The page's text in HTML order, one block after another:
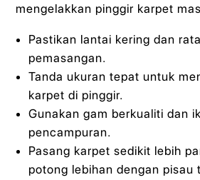
mengelakkan pinggir karpet
Pastikan lantai kering dan
pemasangan.
Tanda ukuran tepat untuk
karpet di pinggir.
Gunakan gam berkualiti dan
pencampuran.
Pasang karpet sedikit lebih
potong lebihan dengan pisau